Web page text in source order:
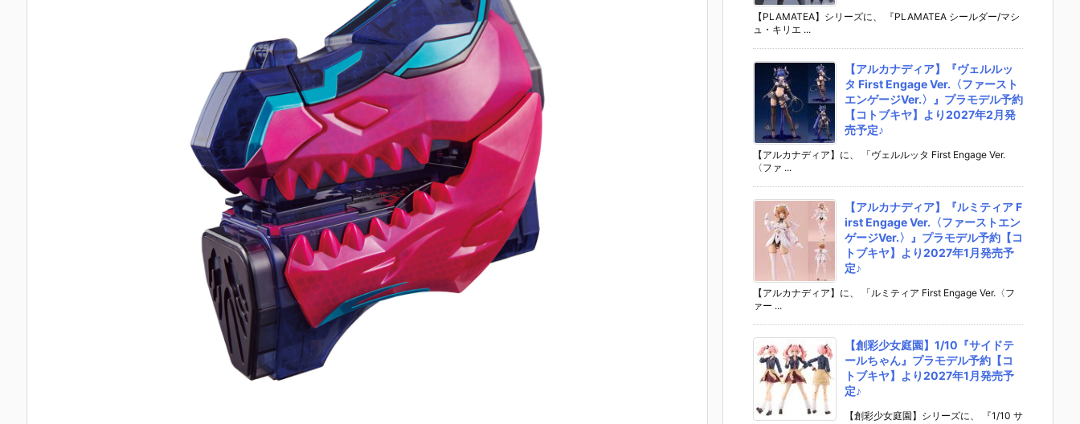
【PLAMATEA】シリーズに、 『PLAMATEA シールダー/マシ
ュ・キリエ ...
【アルカナディア】『ヴェルルッ
タ First Engage Ver.〈ファースト
エンゲージVer.〉』プラモデル予約
【コトブキヤ】より2027年2月発
売予定♪
【アルカナディア】に、 「ヴェルルッタ First Engage Ver.
〈ファ ...
【アルカナディア】『ルミティア F
irst Engage Ver.〈ファーストエン
ゲージVer.〉』プラモデル予約【コ
トブキヤ】より2027年1月発売予
定♪
【アルカナディア】に、 「ルミティア First Engage Ver.〈フ
ァー ...
【創彩少女庭園】1/10『サイドテ
ールちゃん』プラモデル予約【コ
トブキヤ】より2027年1月発売予
定♪
【創彩少女庭園】シリーズに、 『1/10 サ